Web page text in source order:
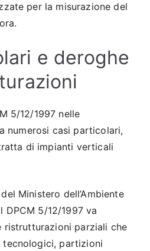
per la misurazione del
e deroghe
5/12/1997 nelle
numerosi casi particolari,
di impianti verticali
Ministero dell’Ambiente
DPCM 5/12/1997 va
ristrutturazioni parziali che
partizioni